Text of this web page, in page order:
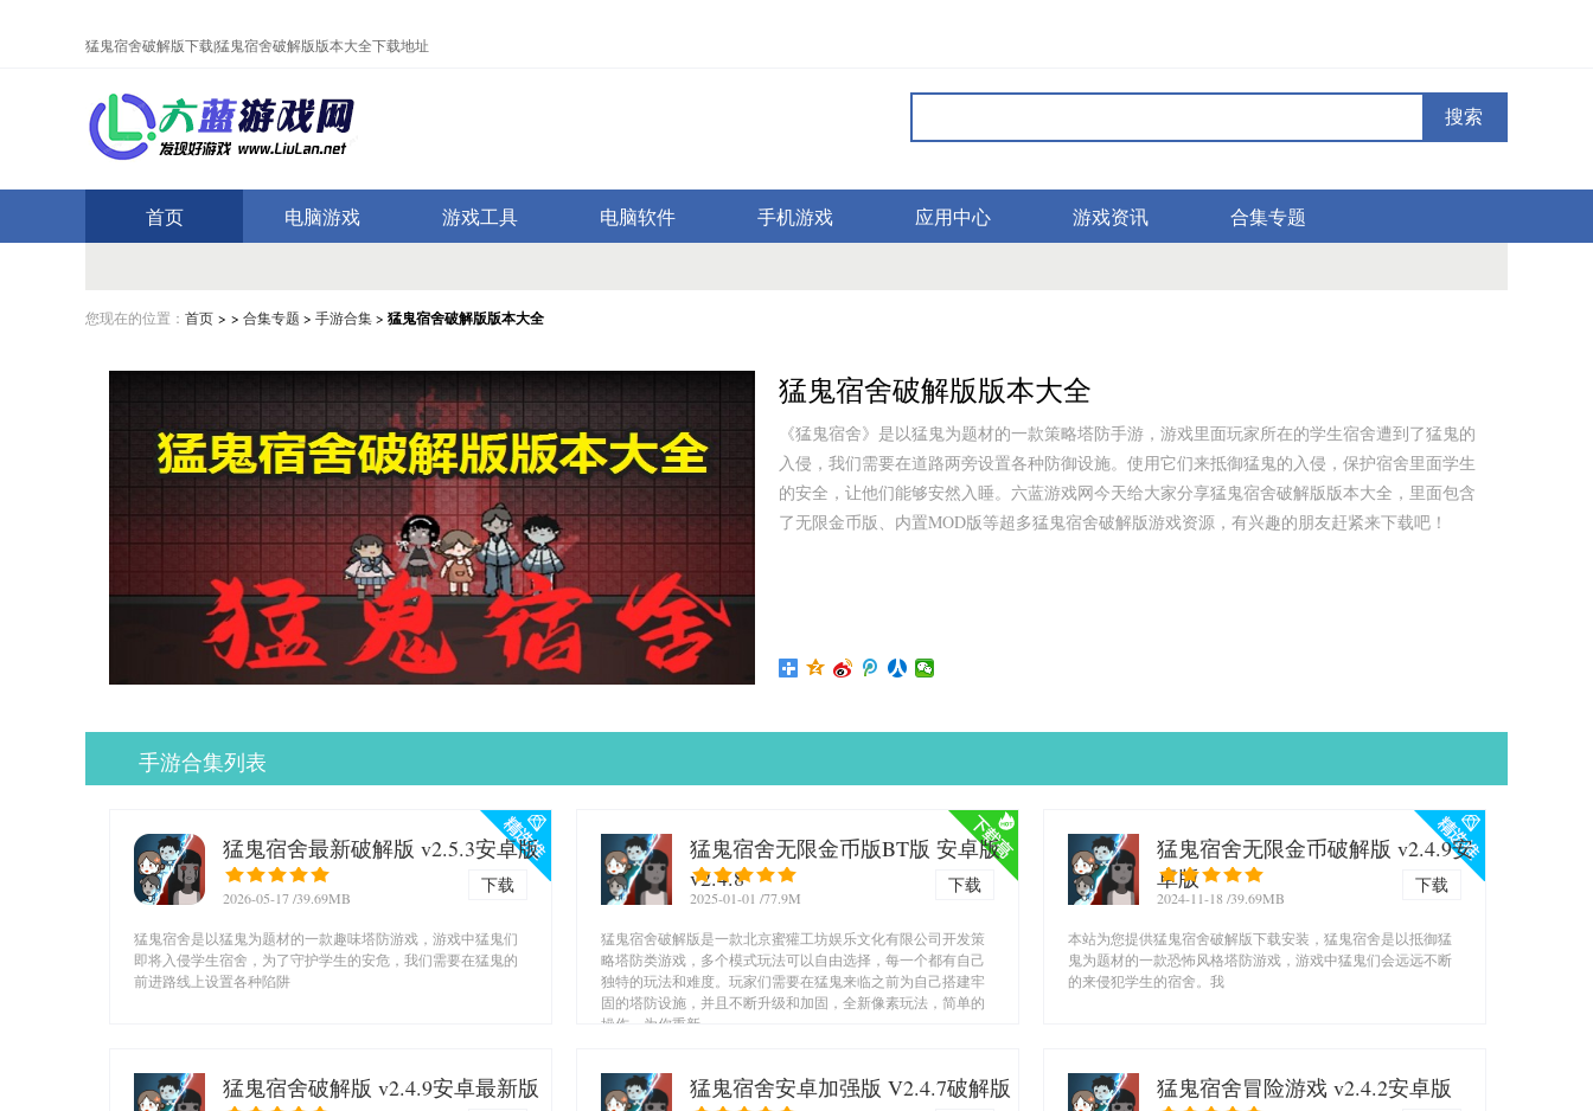
猛鬼宿舍破解版下载|猛鬼宿舍破解版版本大全下载地址
搜索
首页 电脑游戏 游戏工具 电脑软件 手机游戏 应用中心 游戏资讯 合集专题
您现在的位置： 首页 > > 合集专题 > 手游合集> 猛鬼宿舍破解版版本大全
猛鬼宿舍破解版版本大全
《猛鬼宿舍》是以猛鬼为题材的一款策略塔防手游，游戏里面玩家所在的学生宿舍遭到了猛鬼的
入侵，我们需要在道路两旁设置各种防御设施。使用它们来抵御猛鬼的入侵，保护宿舍里面学生
的安全，让他们能够安然入睡。六蓝游戏网今天给大家分享猛鬼宿舍破解版版本大全，里面包含
了无限金币版、内置MOD版等超多猛鬼宿舍破解版游戏资源，有兴趣的朋友赶紧来下载吧！
手游合集列表
猛鬼宿舍最新破解版 v2.5.3安卓版
2026-05-17/39.69MB
下载
猛鬼宿舍是以猛鬼为题材的一款趣味塔防游戏，游戏中猛鬼们
即将入侵学生宿舍，为了守护学生的安危，我们需要在猛鬼的
前进路线上设置各种陷阱
猛鬼宿舍无限金币版BT版 安卓版
v2.4.8
2025-01-01 /77.9M
下载
猛鬼宿舍破解版是一款北京蜜獾工坊娱乐文化有限公司开发策
略塔防类游戏，多个模式玩法可以自由选择，每一个都有自己
独特的玩法和难度。玩家们需要在猛鬼来临之前为自己搭建牢
固的塔防设施，并且不断升级和加固，全新像素玩法，简单的
操作，为你重新
猛鬼宿舍无限金币破解版 v2.4.9安
卓版
2024-11-18 /39.69MB
下载
本站为您提供猛鬼宿舍破解版下载安装，猛鬼宿舍是以抵御猛
鬼为题材的一款恐怖风格塔防游戏，游戏中猛鬼们会远远不断
的来侵犯学生的宿舍。我
猛鬼宿舍破解版 v2.4.9安卓最新版 猛鬼宿舍安卓加强版 V2.4.7破解版 猛鬼宿舍冒险游戏 v2.4.2安卓版